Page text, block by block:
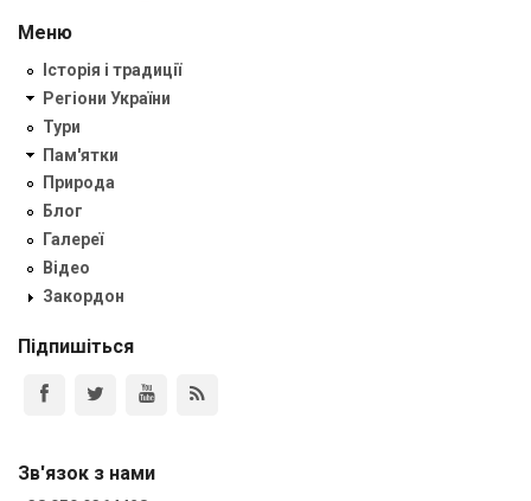
Меню
Історія і традиції
Регіони України
Тури
Пам'ятки
Природа
Блог
Галереї
Відео
Закордон
Підпишіться
Зв'язок з нами